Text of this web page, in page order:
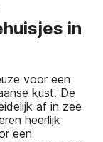
in
voor een
kust. De
af in zee
heerlijk
een